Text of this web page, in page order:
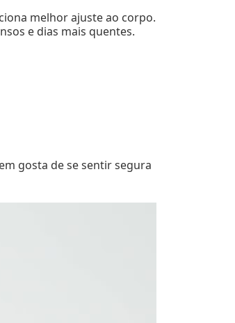
melhor ajuste ao corpo.
e dias mais quentes.
gosta de se sentir segura